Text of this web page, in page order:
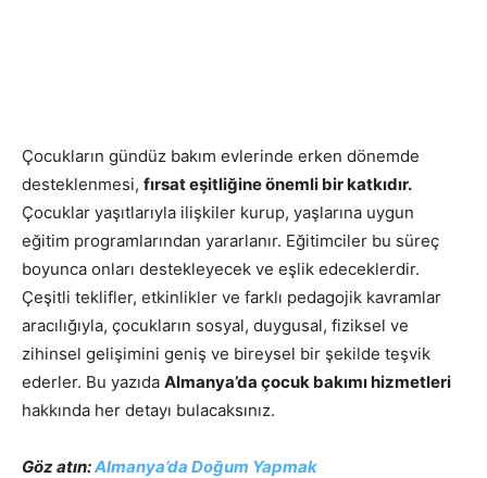
Çocukların gündüz bakım evlerinde erken dönemde
desteklenmesi, fırsat eşitliğine önemli bir katkıdır.
Çocuklar yaşıtlarıyla ilişkiler kurup, yaşlarına uygun
eğitim programlarından yararlanır. Eğitimciler bu süreç
boyunca onları destekleyecek ve eşlik edeceklerdir.
Çeşitli teklifler, etkinlikler ve farklı pedagojik kavramlar
aracılığıyla, çocukların sosyal, duygusal, fiziksel ve
zihinsel gelişimini geniş ve bireysel bir şekilde teşvik
ederler. Bu yazıda Almanya’da çocuk bakımı hizmetleri
hakkında her detayı bulacaksınız.
Göz atın:Almanya’da Doğum Yapmak